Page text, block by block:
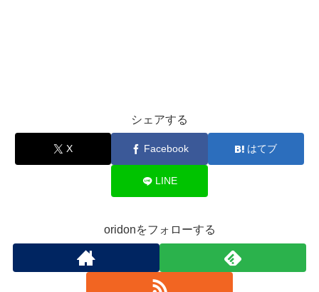
シェアする
X Facebook はてブ
LINE
oridonをフォローする